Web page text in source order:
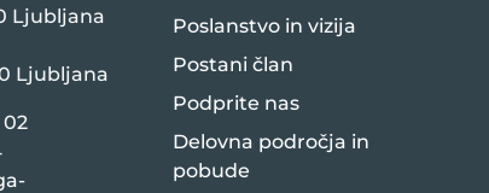
Ljubljana
Ljubljana
02
Poslanstvo in vizija
Postani član
Podprite nas
Delovna področja in
pobude